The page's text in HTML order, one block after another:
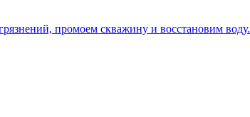
промоем скважину и восстановим воду.